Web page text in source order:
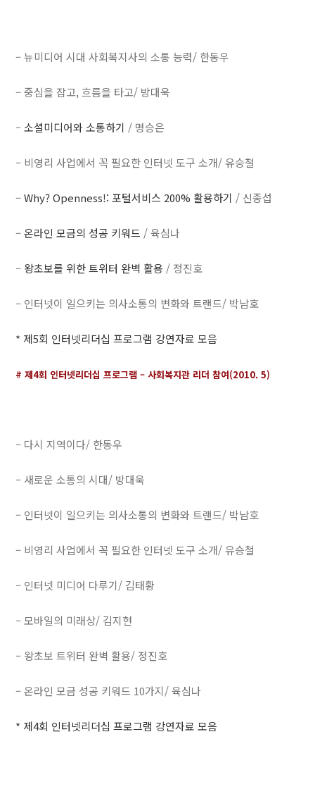
– 뉴미디어 시대 사회복지사의 소통 능력/ 한동우
– 중심을 잡고, 흐름을 타고/ 방대욱
–소셜미디어와 소통하기 / 명승은
– 비영리 사업에서 꼭 필요한 인터넷 도구 소개/ 유승철
–Why? Openness!: 포털서비스 200% 활용하기 / 신종섭
–온라인 모금의 성공 키워드 / 육심나
– 왕초보를 위한 트위터 완벽 활용 / 정진호
– 인터넷이 일으키는 의사소통의 변화와 트랜드/ 박남호
* 제5회 인터넷리더십 프로그램 강연자료 모음
# 제4회 인터넷리더십 프로그램 – 사회복지관 리더 참여(2010. 5)
– 다시 지역이다/ 한동우
– 새로운 소통의 시대/ 방대욱
– 인터넷이 일으키는 의사소통의 변화와 트랜드/ 박남호
– 비영리 사업에서 꼭 필요한 인터넷 도구 소개/ 유승철
– 인터넷 미디어 다루기/ 김태황
– 모바일의 미래상/ 김지현
– 왕초보 트위터 완벽 활용/ 정진호
– 온라인 모금 성공 키워드 10가지/ 육심나
* 제4회 인터넷리더십 프로그램 강연자료 모음